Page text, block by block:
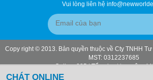
Vui lòng liên hệ
Copy right © 2013. Bản quyền thuộc về Cty TNHH
MST: 0312237685
Online: 285 | Tổng lượt truy cập:
CHÁT ONLINE